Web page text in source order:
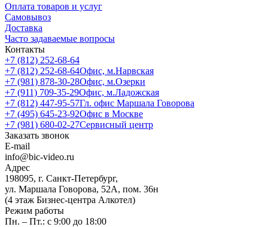
Оплата товаров и услуг
Самовывоз
Доставка
Часто задаваемые вопросы
Контакты
+7 (812) 252-68-64
+7 (812) 252-68-64Офис, м.Нарвская
+7 (981) 878-30-28Офис, м.Озерки
+7 (911) 709-35-29Офис, м.Ладожская
+7 (812) 447-95-57Гл. офис Маршала Говорова
+7 (495) 645-23-92Офис в Москве
+7 (981) 680-02-27Сервисный центр
Заказать звонок
E-mail
info@bic-video.ru
Адрес
198095, г. Санкт-Петербург,
ул. Маршала Говорова, 52А, пом. 36н
(4 этаж Бизнес-центра Алкотел)
Режим работы
Пн. – Пт.: с 9:00 до 18:00